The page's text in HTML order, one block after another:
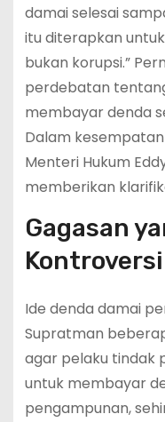
damai selesai
itu diterapkan
bukan korupsi.”
perdebatan
membayar denda
Dalam
Menteri Hukum
memberikan
Gagasan
Kontroversi
Ide denda damai
Supratman
agar pelaku tindak
untuk membayar
pengampunan,